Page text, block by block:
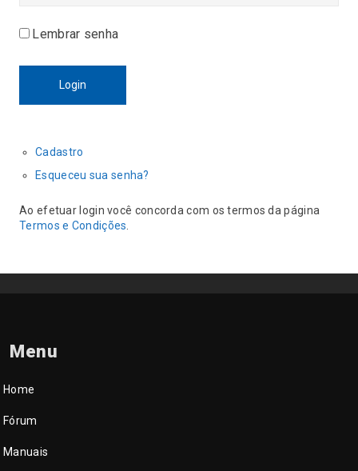
Lembrar senha
Login
Cadastro
Esqueceu sua senha?
Ao efetuar login você concorda com os termos da página
Termos e Condições
Menu
Home
Fórum
Manuais